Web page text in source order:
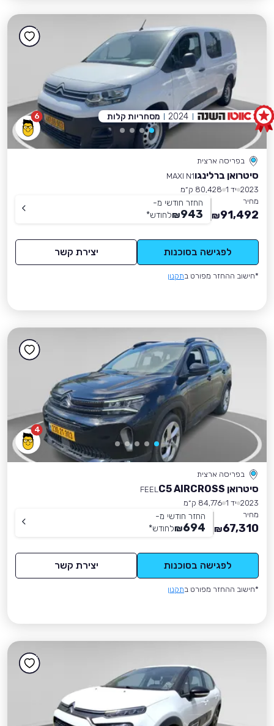
6
בפריסה ארצית
סיטרואן ברלינגוMAXI N1
2023 יד 1
80,428 ק״מ
מחיר
91,492
₪
החזר חודשי מ-
943
₪לחודש*
לפגישה בסוכנות יצירת קשר
*חישוב ההחזר מפורט בתקנון
2024 מסחריות קלות
4
בפריסה ארצית
סיטרואן C5 AIRCROSS
FEEL
2023 יד 1
84,776 ק״מ
מחיר
67,310
₪
החזר חודשי מ-
694
₪לחודש*
לפגישה בסוכנות יצירת קשר
*חישוב ההחזר מפורט בתקנון